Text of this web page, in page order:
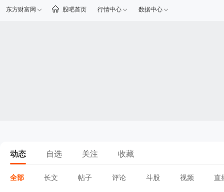
东方财富网 股吧首页 行情中心 数据中心
动态 自选 关注 收藏
全部 长文 帖子 评论 斗股 视频 直